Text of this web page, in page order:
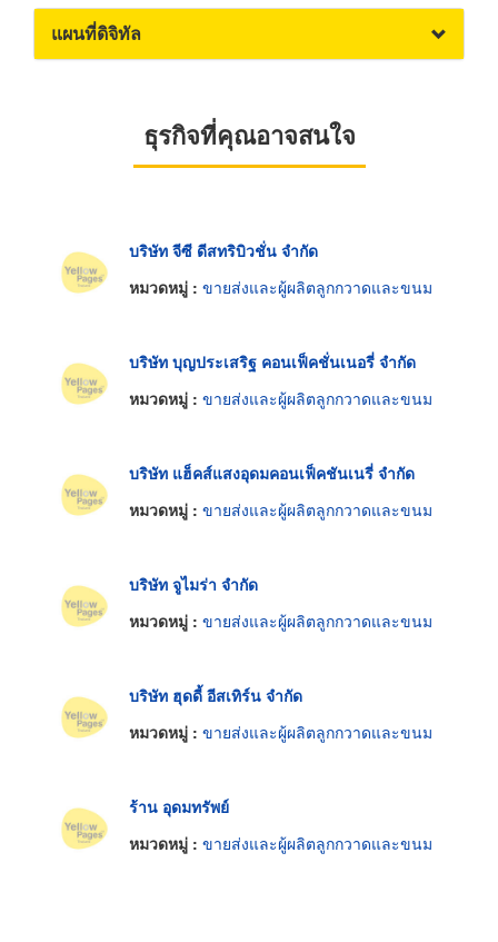
แผนที่ดิจิทัล
ธุรกิจที่คุณอาจสนใจ
บริษัท จีซี ดีสทริบิวชั่น จำกัด
หมวดหมู่ : ขายส่งและผู้ผลิตลูกกวาดและขนม
บริษัท บุญประเสริฐ คอนเฟ็คชั่นเนอรี่ จำกัด
หมวดหมู่ : ขายส่งและผู้ผลิตลูกกวาดและขนม
บริษัท แฮ็คส์แสงอุดมคอนเฟ็คชันเนรี่ จำกัด
หมวดหมู่ : ขายส่งและผู้ผลิตลูกกวาดและขนม
บริษัท จูไมร่า จำกัด
หมวดหมู่ : ขายส่งและผู้ผลิตลูกกวาดและขนม
บริษัท ฮุดดี้ อีสเทิร์น จำกัด
หมวดหมู่ : ขายส่งและผู้ผลิตลูกกวาดและขนม
ร้าน อุดมทรัพย์
หมวดหมู่ : ขายส่งและผู้ผลิตลูกกวาดและขนม